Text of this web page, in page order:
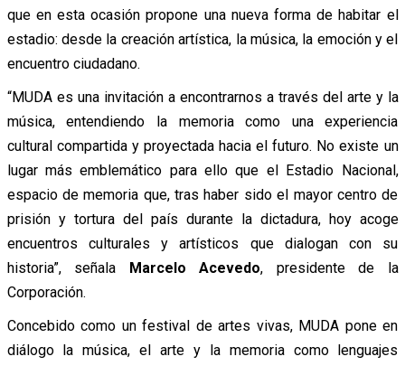
que en esta ocasión propone una nueva forma de habitar el
estadio: desde la creación artística, la música, la emoción y el
encuentro ciudadano.
“MUDA es una invitación a encontrarnos a través del arte y la
música, entendiendo la memoria como una experiencia
cultural compartida y proyectada hacia el futuro. No existe un
lugar más emblemático para ello que el Estadio Nacional,
espacio de memoria que, tras haber sido el mayor centro de
prisión y tortura del país durante la dictadura, hoy acoge
encuentros culturales y artísticos que dialogan con su
historia”, señala Marcelo Acevedo, presidente de la
Corporación.
Concebido como un festival de artes vivas, MUDA pone en
diálogo la música, el arte y la memoria como lenguajes